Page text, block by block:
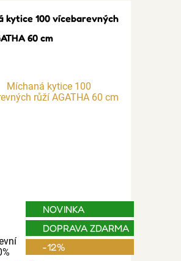
kytice 100 vícebarevných
60 cm
NOVINKA
DOPRAVA ZDARMA
-12%